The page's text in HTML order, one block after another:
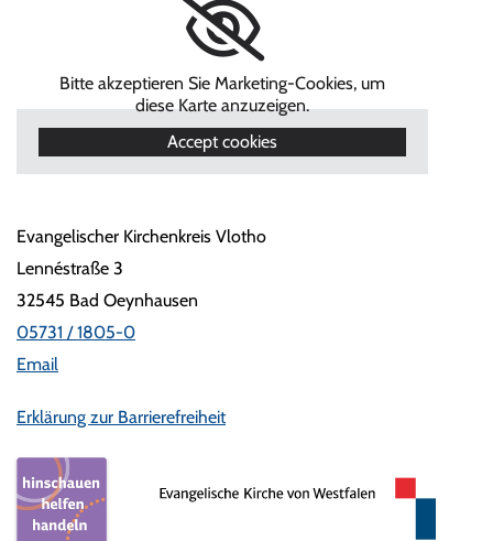
Bitte akzeptieren Sie Marketing-Cookies, um
diese Karte anzuzeigen.
Accept cookies
Evangelischer Kirchenkreis Vlotho
Lennéstraße 3
32545 Bad Oeynhausen
05731 / 1805-0
Email
Erklärung zur Barrierefreiheit